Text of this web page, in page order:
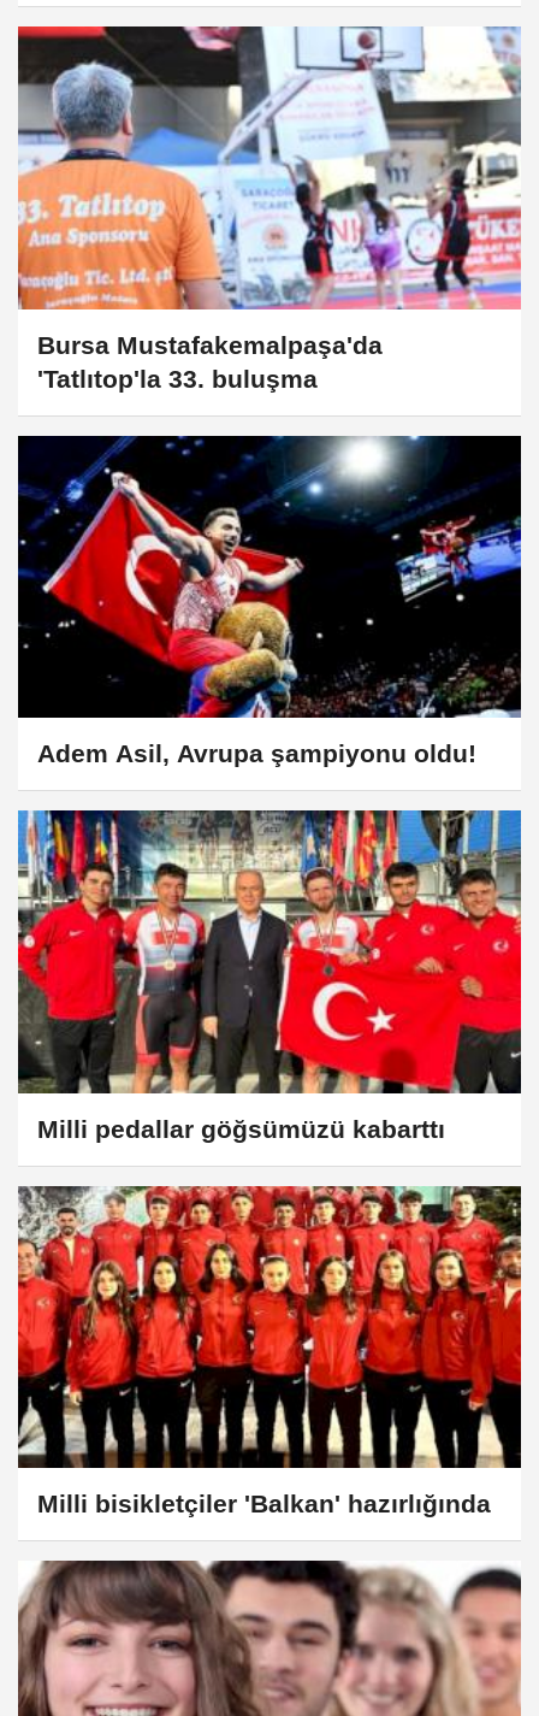
Bursa Mustafakemalpaşa'da
'Tatlıtop'la 33. buluşma
Adem Asil, Avrupa şampiyonu oldu!
Milli pedallar göğsümüzü kabarttı
Milli bisikletçiler 'Balkan' hazırlığında